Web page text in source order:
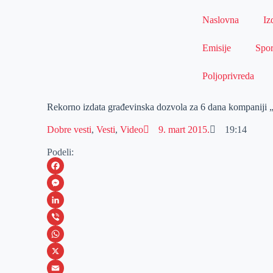
Naslovna
Emisije
Poljoprivreda
Rekorno izdata građevinska dozvola za 6 dana kompaniji
Dobre vesti,Vesti,Video 9. mart 2015. 19:14
Podeli:
F
a
c
e
b
o
M
e
s
s
e
L
i
n
k
V
i
b
W
h
X